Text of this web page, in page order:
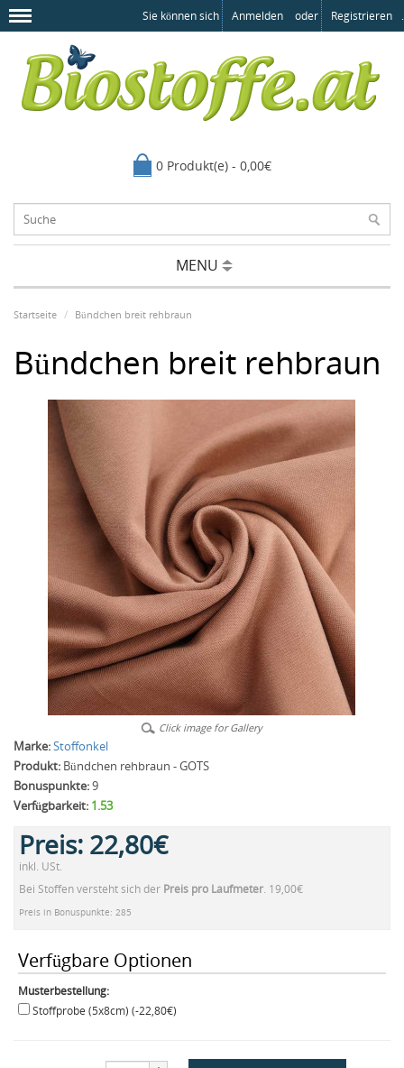
Sie können sich Anmelden oder Registrieren .
0 Produkt(e) - 0,00€
MENU
Startseite Bündchen breit rehbraun
Bündchen breit rehbraun
Click image for Gallery
Marke:Stoffonkel
Produkt: Bündchen rehbraun - GOTS
Bonuspunkte:9
Verfügbarkeit: 1.53
Preis: 22,80€
inkl. USt.
Bei Stoffen versteht sich der Preis pro Laufmeter. 19,00€
Preis in Bonuspunkte: 285
Verfügbare Optionen
Musterbestellung:
Stoffprobe (5x8cm) (-22,80€)